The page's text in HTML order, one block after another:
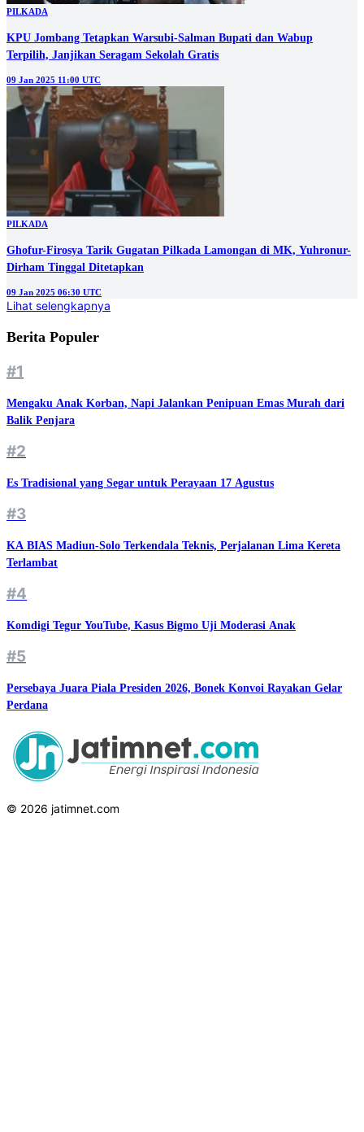
PILKADA
KPU Jombang Tetapkan Warsubi-Salman Bupati dan Wabup
Terpilih, Janjikan Seragam Sekolah Gratis
09 Jan 2025 11:00 UTC
PILKADA
Ghofur-Firosya Tarik Gugatan Pilkada Lamongan di MK, Yuhronur-
Dirham Tinggal Ditetapkan
09 Jan 2025 06:30 UTC
Lihat selengkapnya
Berita Populer
#1
Mengaku Anak Korban, Napi Jalankan Penipuan Emas Murah dari
Balik Penjara
#2
Es Tradisional yang Segar untuk Perayaan 17 Agustus
#3
KA BIAS Madiun-Solo Terkendala Teknis, Perjalanan Lima Kereta
Terlambat
#4
Komdigi Tegur YouTube, Kasus Bigmo Uji Moderasi Anak
#5
Persebaya Juara Piala Presiden 2026, Bonek Konvoi Rayakan Gelar
Perdana
© 2026 jatimnet.com